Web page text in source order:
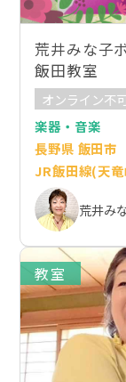
荒井みな子
飯田教室
オンライン不
楽器・音楽
長野県 飯田市
JR飯田線(天
荒井み
教室